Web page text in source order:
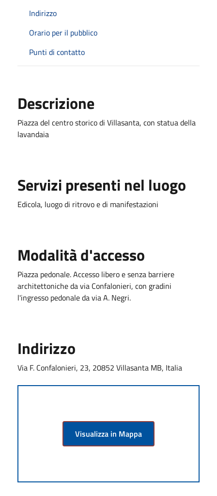
Indirizzo
Orario per il pubblico
Punti di contatto
Descrizione
Piazza del centro storico di Villasanta, con statua della
lavandaia
Servizi presenti nel luogo
Edicola, luogo di ritrovo e di manifestazioni
Modalità d'accesso
Piazza pedonale. Accesso libero e senza barriere
architettoniche da via Confalonieri, con gradini
l'ingresso pedonale da via A. Negri.
Indirizzo
Via F. Confalonieri, 23, 20852 Villasanta MB, Italia
Visualizza in Mappa